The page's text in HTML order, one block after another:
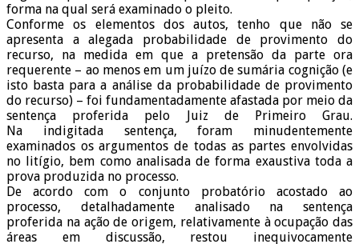
forma na qual será examinado o pleito.
Conforme os elementos dos autos, tenho que não se
apresenta a alegada probabilidade de provimento do
recurso, na medida em que a pretensão da parte ora
requerente – ao menos em um juízo de sumária cognição (e
isto basta para a análise da probabilidade de provimento
do recurso) – foi fundamentadamente afastada por meio da
sentença proferida pelo Juiz de Primeiro Grau.
Na indigitada sentença, foram minudentemente
examinados os argumentos de todas as partes envolvidas
no litígio, bem como analisada de forma exaustiva toda a
prova produzida no processo.
De acordo com o conjunto probatório acostado ao
processo, detalhadamente analisado na sentença
proferida na ação de origem, relativamente à ocupação das
áreas em discussão, restou inequivocamente